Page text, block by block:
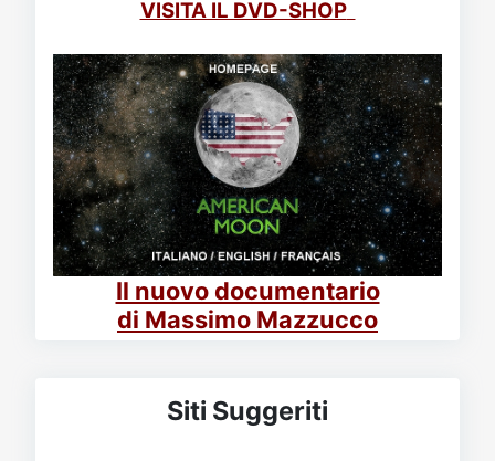
VISITA IL DVD-SHOP
Il nuovo documentario
di Massimo Mazzucco
Siti Suggeriti